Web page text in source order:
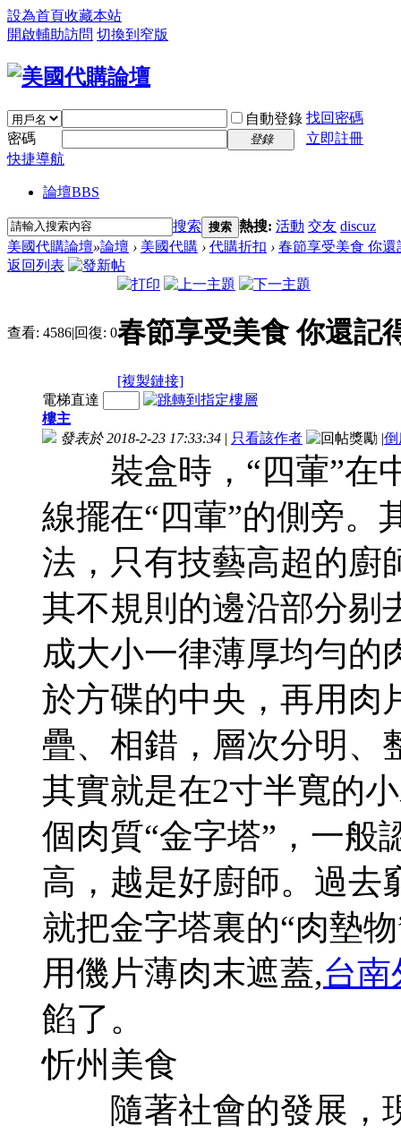
設為首頁收藏本站
開啟輔助訪問 切換到窄版
自動登錄 找回密碼
密碼
登錄
立即註冊
快捷導航
論壇BBS
搜索 搜索 熱搜: 活動 交友 discuz
美國代購論壇»論壇 › 美國代購 › 代購折扣 › 春節享受美食 你還
返回列表
查看: 4586|回復: 0春節享受美食 你還記
[複製鏈接]
電梯直達
樓主
發表於 2018-2-23 17:33:34 | 只看該作者 |倒
裝盒時，“四葷”在
線擺在“四葷”的側旁。
法，只有技藝高超的廚
其不規則的邊沿部分剔
成大小一律薄厚均勻的
於方碟的中央，再用肉
疊、相錯，層次分明、
其實就是在2寸半寬的
個肉質“金字塔”，一般
高，越是好廚師。過去
就把金字塔裏的“肉墊
用僟片薄肉末遮蓋,台南
餡了。
忻州美食
隨著社會的發展，